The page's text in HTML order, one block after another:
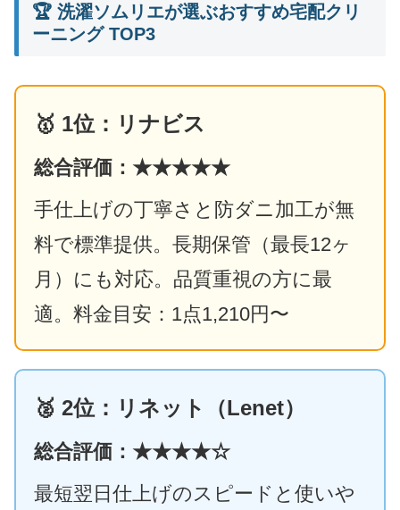
🏆 洗濯ソムリエが選ぶおすすめ宅配クリ
ーニング TOP3
🥇 1位：リナビス
総合評価：★★★★★
手仕上げの丁寧さと防ダニ加工が無
料で標準提供。長期保管（最長12ヶ
月）にも対応。品質重視の方に最
適。料金目安：1点1,210円〜
🥈 2位：リネット（Lenet）
総合評価：★★★★☆
最短翌日仕上げのスピードと使いや